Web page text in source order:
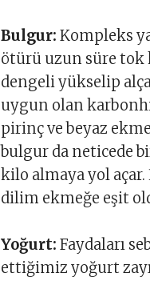
Bulgur: Kompleks
ötürü uzun süre tok
dengeli yükselip
uygun olan
pirinç ve beyaz
bulgur da neticede
kilo almaya yol açar.
dilim ekmeğe eşit
Yoğurt: Faydaları
ettiğimiz yoğurt